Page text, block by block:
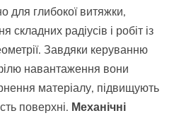
для глибокої витяжки,
радіусів і робіт із
Завдяки керуванню
навантаження вони
матеріалу, підвищують
поверхні. Механічні